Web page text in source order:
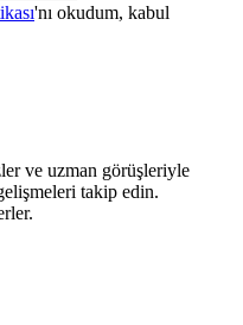
'nı okudum, kabul
ve uzman görüşleriyle
takip edin.